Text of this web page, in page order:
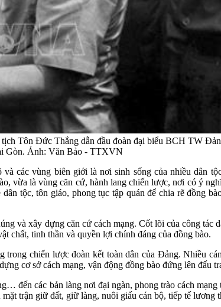
Tôn Đức Thắng dẫn đầu đoàn đại biểu BCH TW
Gòn. Ảnh: Văn Bảo - TTXVN
các vùng biên giới là nơi sinh sống của nhiều dân
vừa là vùng căn cứ, hành lang chiến lược, nơi có ý
tộc, tôn giáo, phong tục tập quán để chia rẽ đồng
và xây dựng căn cứ cách mạng. Cốt lõi của công tác
chất, tinh thần và quyền lợi chính đáng của đồng bào.
chiến lược đoàn kết toàn dân của Đảng. Nhiều
cơ sở cách mạng, vận động đồng bào đứng lên đấu
các bản làng nơi đại ngàn, phong trào cách mạng
trận giữ đất, giữ làng, nuôi giấu cán bộ, tiếp tế lương